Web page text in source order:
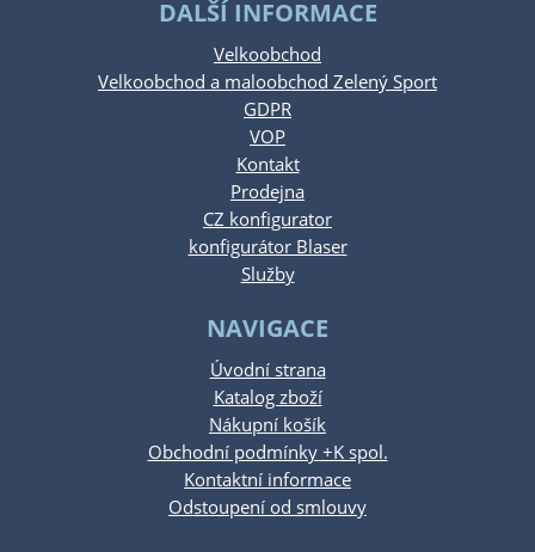
DALŠÍ INFORMACE
Velkoobchod
Velkoobchod a maloobchod Zelený Sport
GDPR
VOP
Kontakt
Prodejna
CZ konfigurator
konfigurátor Blaser
Služby
NAVIGACE
Úvodní strana
Katalog zboží
Nákupní košík
Obchodní podmínky +K spol.
Kontaktní informace
Odstoupení od smlouvy